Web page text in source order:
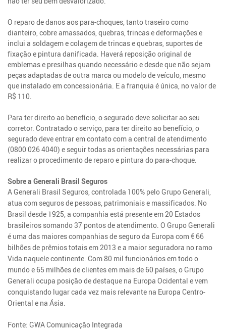
O reparo de danos aos para-choques, tanto traseiro como
dianteiro, cobre amassados, quebras, trincas e deformações e
inclui a soldagem e colagem de trincas e quebras, suportes de
fixação e pintura danificada. Haverá reposição original de
emblemas e presilhas quando necessário e desde que não sejam
peças adaptadas de outra marca ou modelo de veículo, mesmo
que instalado em concessionária. E a franquia é única, no valor de
R$ 110.
Para ter direito ao benefício, o segurado deve solicitar ao seu
corretor. Contratado o serviço, para ter direito ao benefício, o
segurado deve entrar em contato com a central de atendimento
(0800 026 4040) e seguir todas as orientações necessárias para
realizar o procedimento de reparo e pintura do para-choque.
Sobre a Generali Brasil Seguros
A Generali Brasil Seguros, controlada 100% pelo Grupo Generali,
atua com seguros de pessoas, patrimoniais e massificados. No
Brasil desde 1925, a companhia está presente em 20 Estados
brasileiros somando 37 pontos de atendimento. O Grupo Generali
é uma das maiores companhias de seguro da Europa com € 66
bilhões de prêmios totais em 2013 e a maior seguradora no ramo
Vida naquele continente. Com 80 mil funcionários em todo o
mundo e 65 milhões de clientes em mais de 60 países, o Grupo
Generali ocupa posição de destaque na Europa Ocidental e vem
conquistando lugar cada vez mais relevante na Europa Centro-
Oriental e na Ásia.
Fonte: GWA Comunicação Integrada